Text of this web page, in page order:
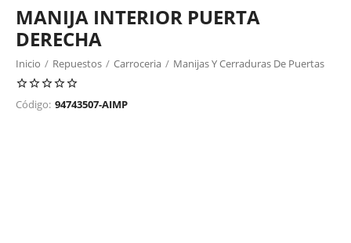
MANIJA INTERIOR PUERTA
DERECHA
Inicio / Repuestos / Carroceria / Manijas Y Cerraduras De Puertas
/
Código: 94743507-AIMP